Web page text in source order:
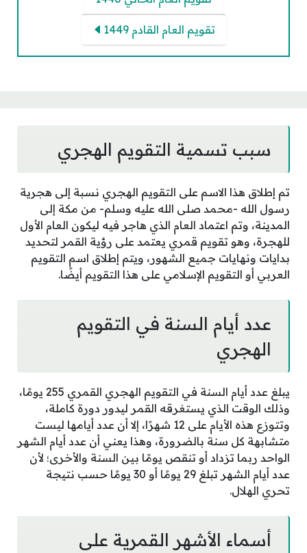
تقويم العام القادم 1449
سبب تسمية التقويم الهجري
تم إطلاق هذا الاسم على التقويم الهجري نسبة إلى هجرية
رسول الله -محمد صلى الله عليه وسلم- من مكة إلى
المدينة، وتم اعتماد العام الذي هاجر فيه ليكون العام الأول
للهجرة، وهو تقويم قمري يعتمد على رؤية القمر لتحديد
بدايات ونهايات جميع الشهور، ويتم إطلاق اسم التقويم
العربي أو التقويم الإسلامي على هذا التقويم أيضًا.
عدد أيام السنة في التقويم
الهجري
يبلغ عدد أيام السنة في التقويم الهجري القمري 255 يومًا،
وذلك الوقت الذي يستغرقه القمر ليدور دورة كاملة،
وتتوزع هذه الأيام على 12 شهرًا، إلا أن عدد أيامها ليست
متشابهة كل سنة بالضرورة، وهذا يعني أن عدد أيام الشهر
الواحد ربما تزداد أو تنقص يومًا بين السنة والأخرى؛ لأن
عدد أيام الشهر تبلغ 29 يومًا أو 30 يومًا حسب نتيجة
تحري الهلال.
أسماء الأشهر القمرية على